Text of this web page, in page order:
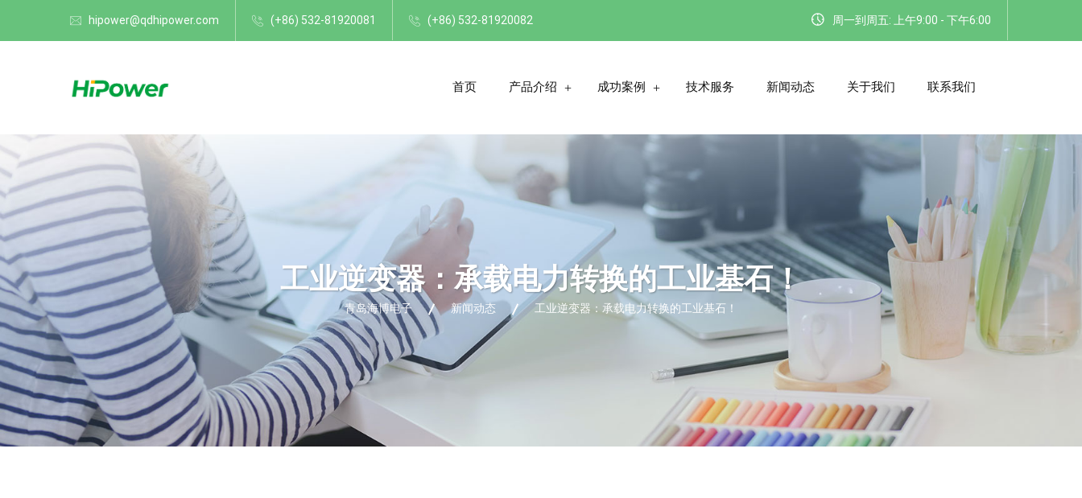
hipower@qdhipower.com (+86) 532-81920081 (+86) 532-81920082 周一到周五: 上午9:00 - 下午6:00
首页 产品介绍 成功案例 技术服务 新闻动态 关于我们 联系我们
工业逆变器：承载电力转换的工业基石！
青岛海博电子 新闻动态 工业逆变器：承载电力转换的工业基石！